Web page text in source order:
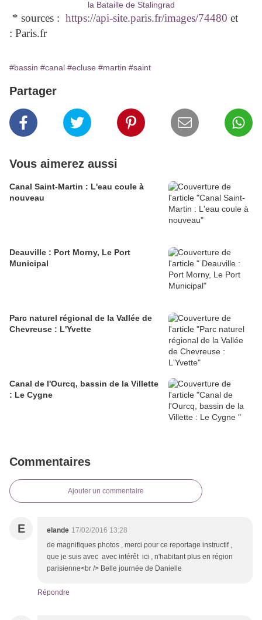
* sources : https://api-site.paris.fr/images/74480 et
: Paris.fr
#bassin #canal #ecluse #martin #saint
Partager
Vous aimerez aussi
Canal Saint-Martin : L'eau coule à
nouveau
Deauville : Port Morny, Le Port
Municipal
Parc naturel régional de la Vallée de
Chevreuse : L'Yvette
Canal de l'Ourcq, bassin de la Villette
: Le Cygne
Commentaires
Ajouter un commentaire
E elande 17/02/2016 13:28
de magnifiques photos , merci pour ce reportage instructif ,
que je suis avec avec intérêt ici , n'habitant plus en région
parisienne<br /> Belle journée de Danielle
Répondre